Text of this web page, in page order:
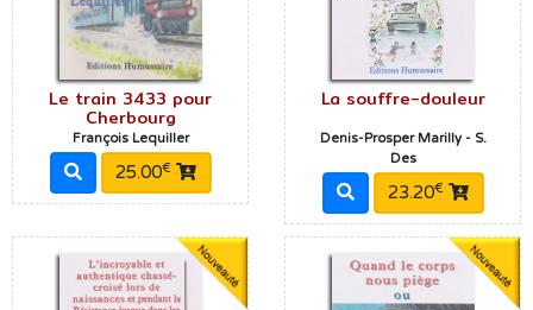
Le train 3433 pour
Cherbourg
François Lequiller
25.00€
La souffre-douleur
Denis-Prosper Marilly - S.
Des
23.20€